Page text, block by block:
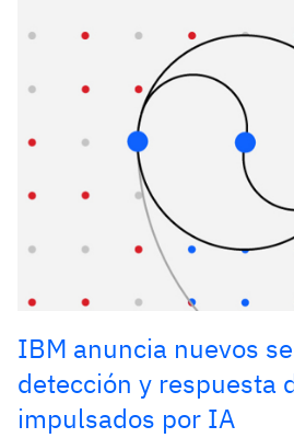
IBM anuncia nuevos
detección y respuesta
impulsados por IA